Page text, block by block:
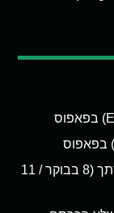
סיור סגוויי בפאפוס עם מדריך בשעה לבחירתך (8 בבוקר / 11